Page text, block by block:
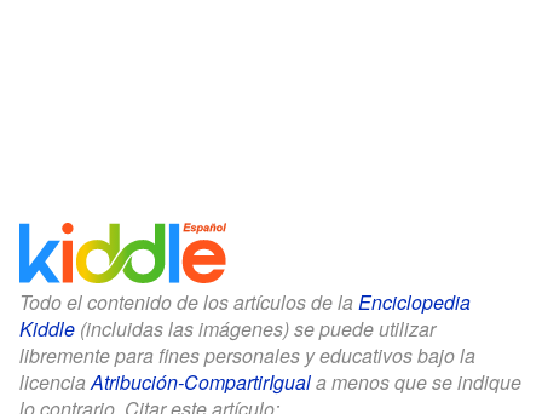
Todo el contenido de los artículos de la Enciclopedia
Kiddle (incluidas las imágenes) se puede utilizar
libremente para fines personales y educativos bajo la
licenciaAtribución-CompartirIguala menos que se indique
lo contrario. Citar este artículo: